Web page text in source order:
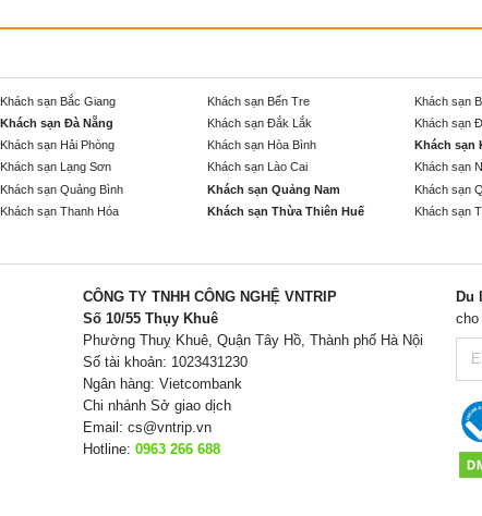
Khách sạn Bắc Giang Khách sạn Bến Tre Khách sạn
Khách sạn Đà Nẵng Khách sạn Đắk Lắk Khách sạn
Khách sạn Hải Phòng Khách sạn Hòa Bình Khách sạn
Khách sạn Lạng Sơn Khách sạn Lào Cai Khách sạn
Khách sạn Quảng Bình Khách sạn Quảng Nam Khách sạn
Khách sạn Thanh Hóa Khách sạn Thừa Thiên Huế Khách sạn
CÔNG TY TNHH CÔNG NGHỆ VNTRIP
Số 10/55 Thụy Khuê
Phường Thuỵ Khuê, Quận Tây Hồ, Thành phố Hà Nội
Số tài khoản: 1023431230
Ngân hàng: Vietcombank
Chi nhánh Sở giao dịch
Email: cs@vntrip.vn
Hotline: 0963 266 688
Du